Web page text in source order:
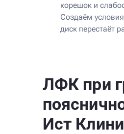
корешок и
Создаём
диск перестаёт
ЛФК при
Ист